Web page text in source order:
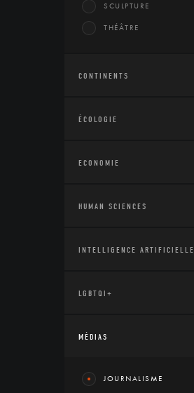
SCULPTURE
THÉÂTRE
CONTINENTS
ÉCOLOGIE
ECONOMIE
HUMAN SCIENCES
INTELLIGENCE ARTIFICIELLE
LGBTQI+
MÉDIAS
JOURNALISME